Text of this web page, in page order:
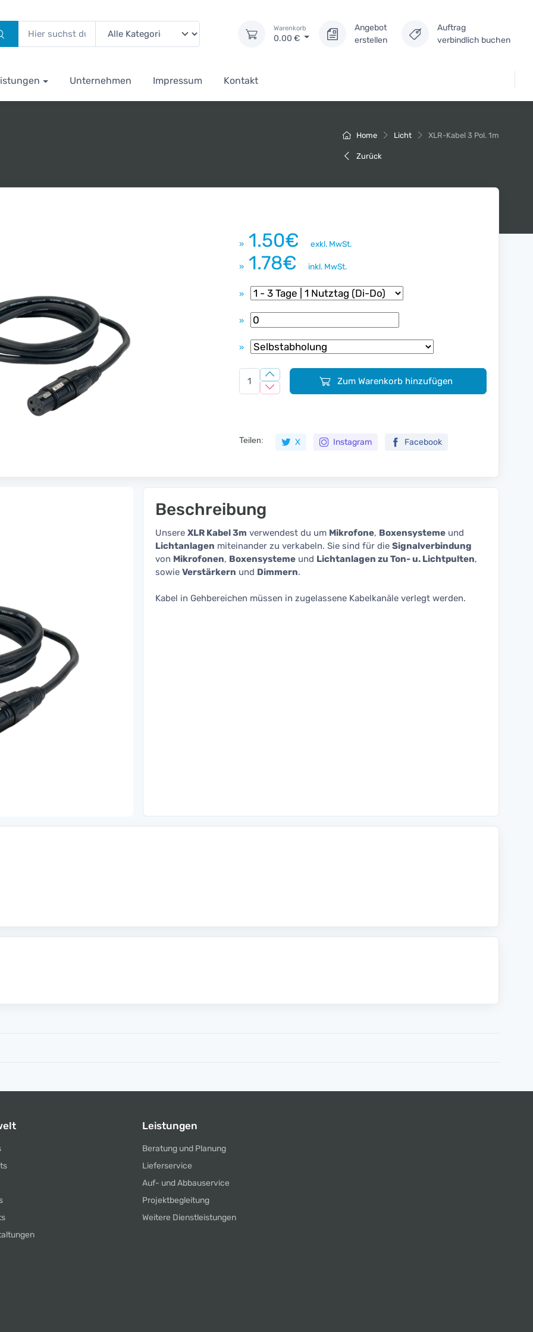
Warenkorb
0.00 €
Angebot
erstellen
Auftrag
verbindlich buchen
Unternehmen Impressum Kontakt
Home Licht XLR-Kabel 3 Pol. 1m
Zurück
» 1.50€ exkl. MwSt.
» 1.78€ inkl. MwSt.
»
»
»
Zum Warenkorb hinzufügen
Teilen: X Instagram Facebook
Beschreibung
Unsere XLR Kabel 3m verwendest du um Mikrofone, Boxensysteme und
Lichtanlagen miteinander zu verkabeln. Sie sind für die Signalverbindung
von Mikrofonen, Boxensysteme und Lichtanlagen zu Ton- u. Lichtpulten,
sowie Verstärkern und Dimmern.
Kabel in Gehbereichen müssen in zugelassene Kabelkanäle verlegt werden.
Leistungen
Beratung und Planung
Lieferservice
Auf- und Abbauservice
Projektbegleitung
Weitere Dienstleistungen